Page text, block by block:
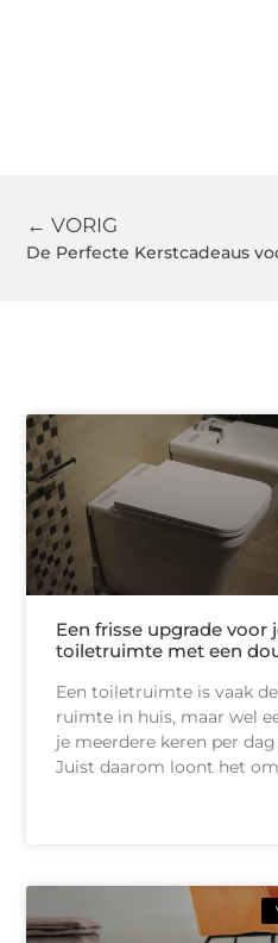
← VORIG
De Perfecte Kerstcadeaus
Een frisse upgrade voor
toiletruimte met een
Een toiletruimte is vaak
ruimte in huis, maar wel
je meerdere keren per
Juist daarom loont het